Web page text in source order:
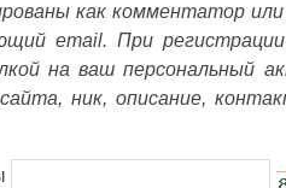
как комментатор
email. При
на ваш персональный
ник, описание,